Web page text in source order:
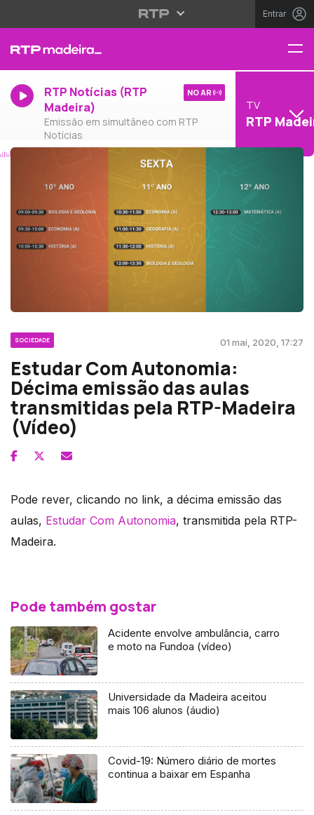
Entrar
RTP Notícias (RTP
Madeira)
Emissão em simultâneo com RTP
Notícias
NO AR
TV
RTP
SOCIEDADE 01 mai, 2020, 17:27
Estudar Com Autonomia:
Décima emissão das aulas
transmitidas pela RTP-Madeira
(Vídeo)
Pode rever, clicando no link, a décima emissão das
aulas, Estudar Com Autonomia, transmitida pela RTP-
Madeira.
Pode também gostar
Acidente envolve ambulância, carro
e moto na Fundoa (vídeo)
Universidade da Madeira aceitou
mais 106 alunos (áudio)
Covid-19: Número diário de mortes
continua a baixar em Espanha